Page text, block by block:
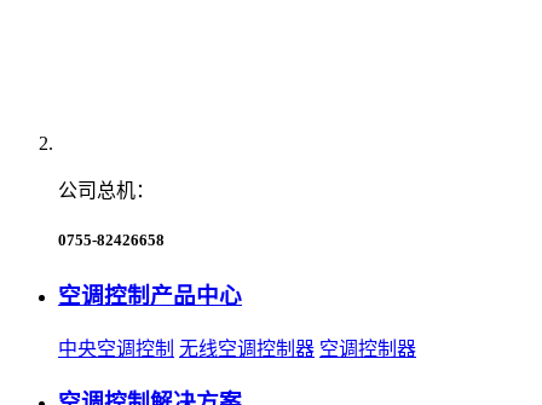
公司总机：
0755-82426658
空调控制产品中心
中央空调控制 无线空调控制器 空调控制器